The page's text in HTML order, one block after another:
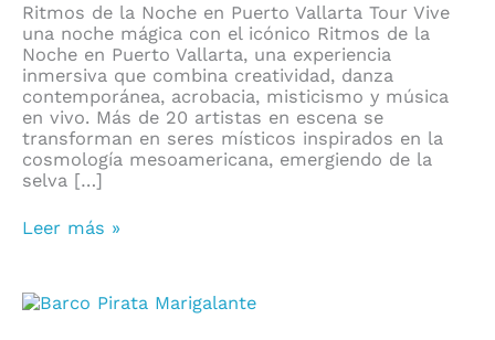
Ritmos de la Noche en Puerto Vallarta​ Tour Vive
una noche mágica con el icónico Ritmos de la
Noche en Puerto Vallarta, una experiencia
inmersiva que combina creatividad, danza
contemporánea, acrobacia, misticismo y música
en vivo. Más de 20 artistas en escena se
transforman en seres místicos inspirados en la
cosmología mesoamericana, emergiendo de la
selva […]
Leer más »
Barco